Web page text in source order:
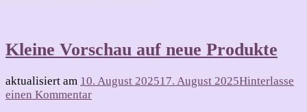
Kleine Vorschau auf neue Produkte
aktualisiert am 10. August 202517. August 2025Hinterlasse
einen Kommentarzu